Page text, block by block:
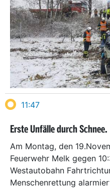
11:47
Erste Unfälle durch Schnee.
Am Montag, den
Feuerwehr Melk gegen
Westautobahn
Menschenrettung